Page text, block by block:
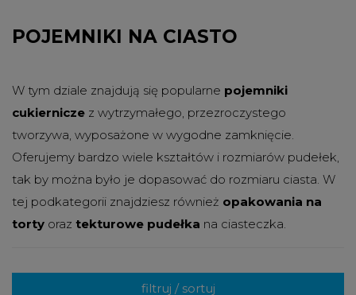
POJEMNIKI NA CIASTO
W tym dziale znajdują się popularne pojemniki
cukiernicze z wytrzymałego, przezroczystego
tworzywa, wyposażone w wygodne zamknięcie.
Oferujemy bardzo wiele kształtów i rozmiarów pudełek,
tak by można było je dopasować do rozmiaru ciasta. W
tej podkategorii znajdziesz również opakowania na
torty oraz tekturowe pudełka na ciasteczka.
filtruj / sortuj